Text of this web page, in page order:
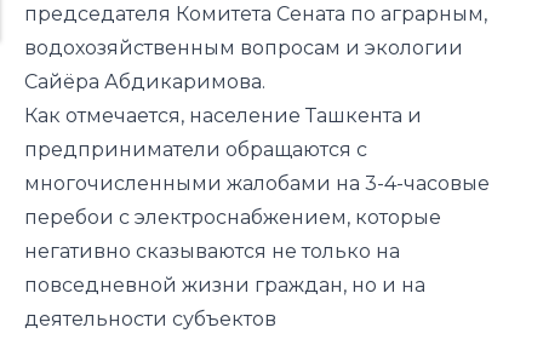
председателя Комитета Сената по аграрным,
водохозяйственным вопросам и экологии
Сайёра Абдикаримова.
Как отмечается, население Ташкента и
предприниматели обращаются с
многочисленными жалобами на 3-4-часовые
перебои с электроснабжением, которые
негативно сказываются не только на
повседневной жизни граждан, но и на
деятельности субъектов